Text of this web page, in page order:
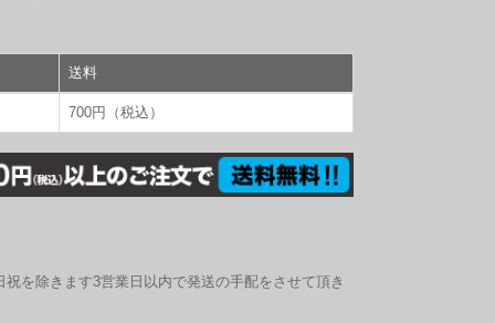
送料
700円（税込）
を除きます3営業日以内で発送の手配をさせて頂き